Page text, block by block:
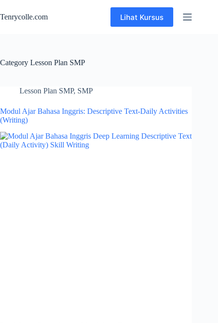
to
content
Tenrycolle.com Lihat Kursus
Category Lesson Plan SMP
Lesson Plan SMP, SMP
Modul Ajar Bahasa Inggris: Descriptive Text-Daily Activities
(Writing)